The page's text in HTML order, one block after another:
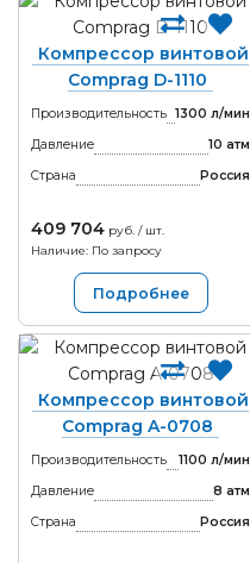
Компрессор винтовой
Comprag D-1110
Производительность 1300 л/мин
Давление
10 атм
Страна
Россия
409 704 руб. / шт.
Наличие: По запросу
Подробнее
Компрессор винтовой
Comprag A-0708
Производительность
1100 л/мин
Давление
8 атм
Страна
Россия